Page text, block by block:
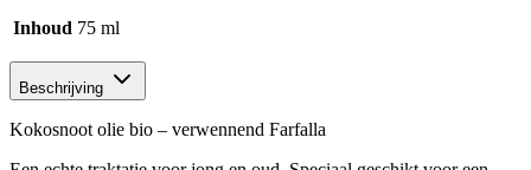
Inhoud 75 ml
Beschrijving
Kokosnoot olie bio – verwennend Farfalla